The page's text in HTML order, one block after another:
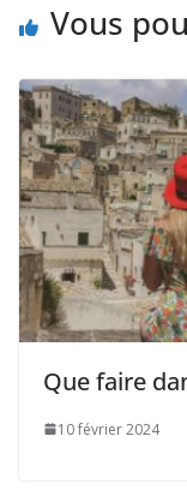
Vous
Que faire
10 février 2024